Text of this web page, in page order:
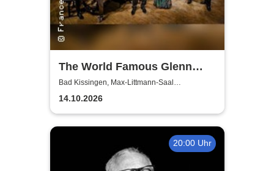
The World Famous Glenn
Miller Orchestra
Bad Kissingen, Max-Littmann-Saal
(Regentenbau)
14.10.2026
20:00 Uhr